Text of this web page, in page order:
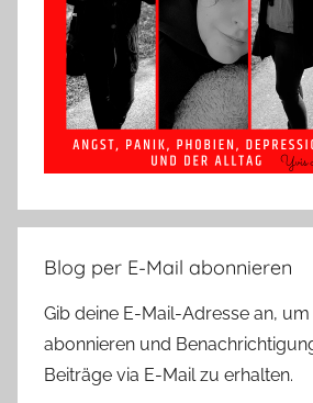
Blog per E-Mail abonnieren
Gib deine E-Mail-Adresse an,
abonnieren und
Beiträge via E-Mail zu erhalten.